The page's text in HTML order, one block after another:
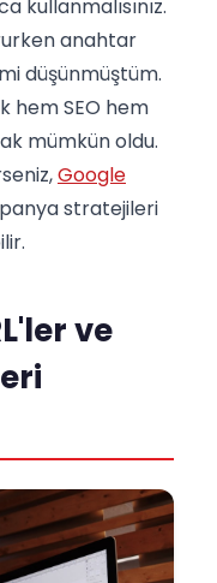
kullanmalısınız.
anahtar
düşünmüştüm.
hem SEO hem
mümkün oldu.
Google
stratejileri
ve